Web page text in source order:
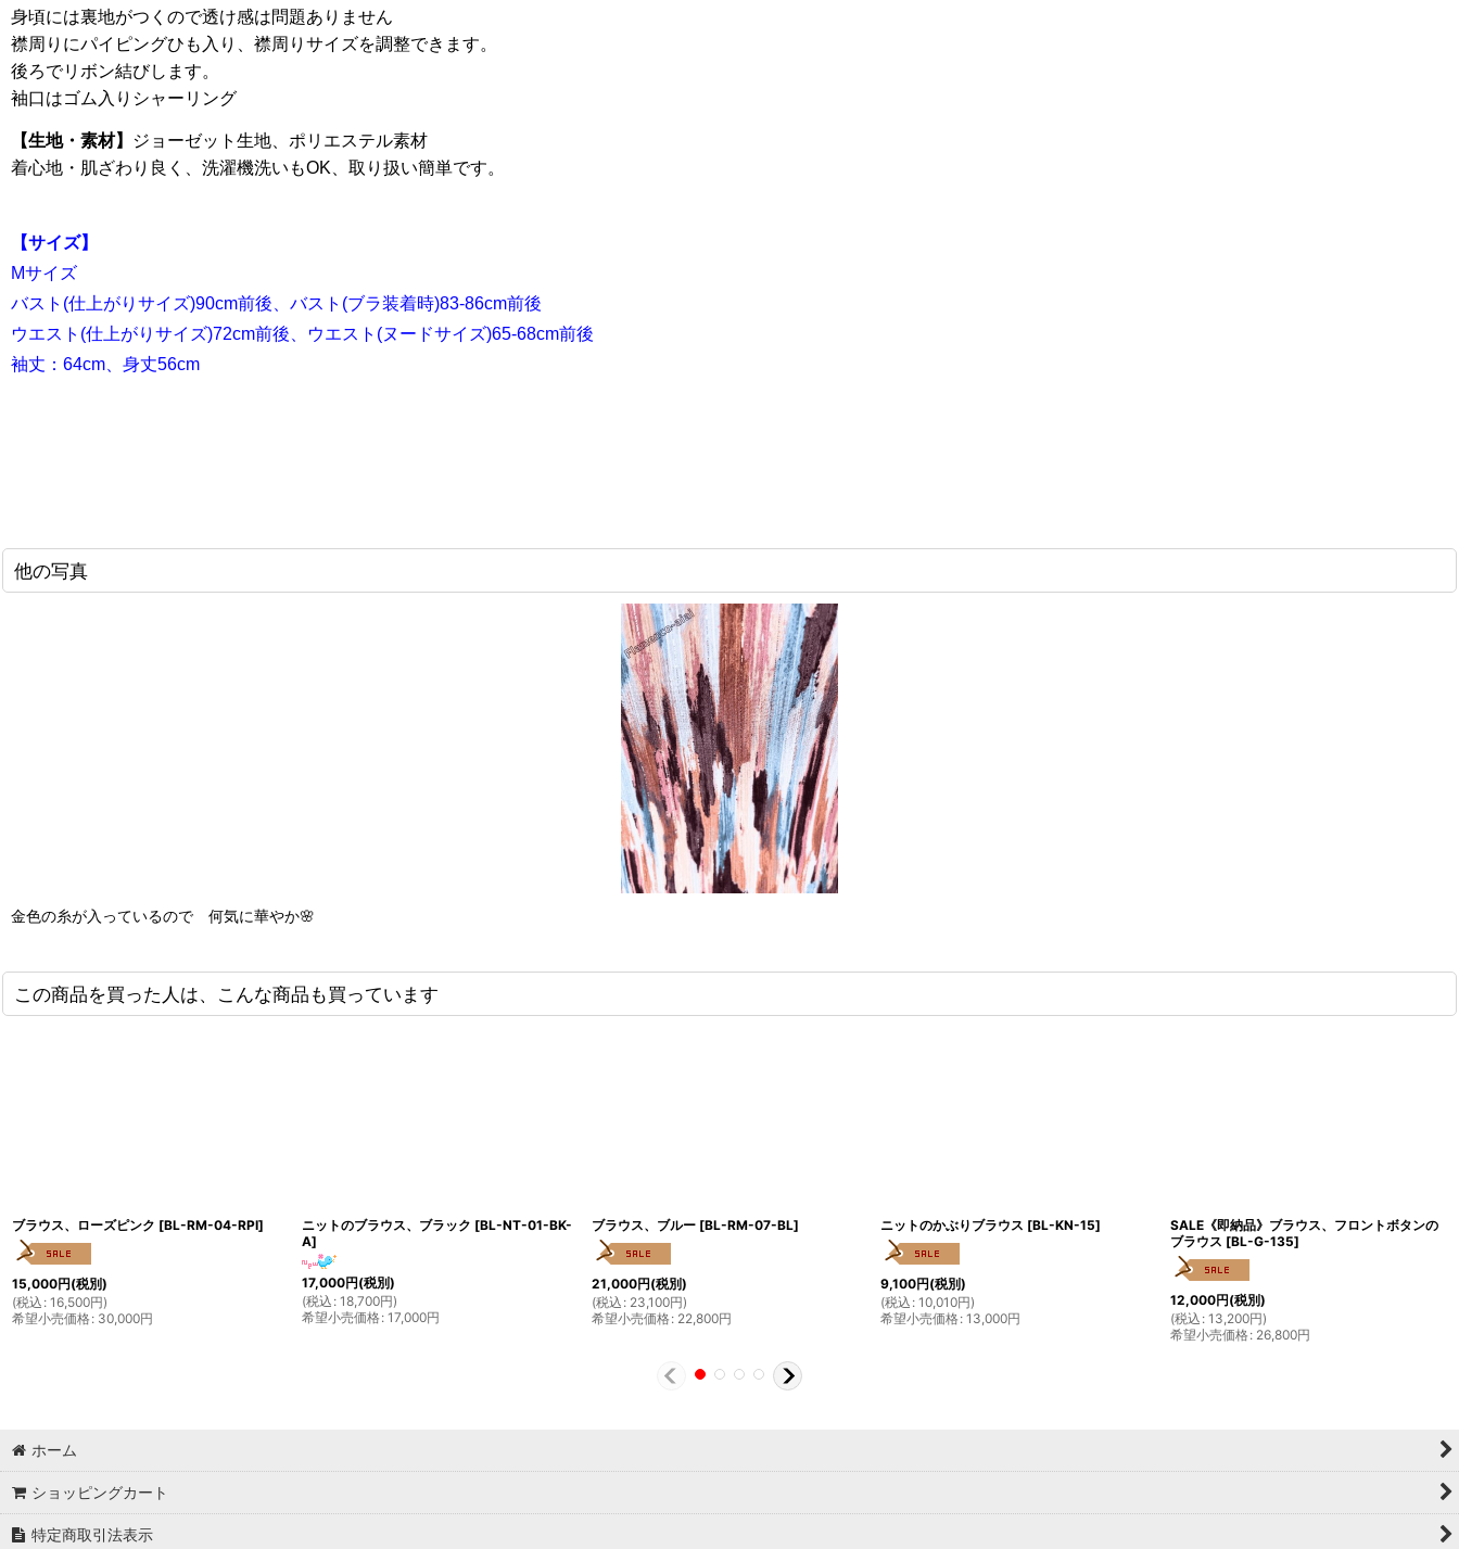
身頃には裏地がつくので透け感は問題ありません
襟周りにパイピングひも入り、襟周りサイズを調整できます。
後ろでリボン結びします。
袖口はゴム入りシャーリング
【生地・素材】
ジョーゼット生地、ポリエステル素材
着心地・肌ざわり良く、洗濯機洗いもOK、取り扱い簡単です。
【サイズ】
Mサイズ
バスト(仕上がりサイズ)90cm前後、バスト(ブラ装着時)83-86cm前後
ウエスト(仕上がりサイズ)72cm前後、ウエスト(ヌードサイズ)65-68cm前後
袖丈：64cm、身丈56cm
他の写真
金色の糸が入っているので 何気に華やか🌸
この商品を買った人は、こんな商品も買っています
ブラウス、ローズピンク [BL-RM-04-RPI]
15,000円(税別)
(税込 : 16,500円)
希望小売価格: 30,000円
ニットのブラウス、ブラック [BL-NT-01-BK-
A]
17,000円(税別)
(税込 : 18,700円)
希望小売価格: 17,000円
ブラウス、ブルー [BL-RM-07-BL]
21,000円(税別)
(税込 : 23,100円)
希望小売価格: 22,800円
ニットのかぶりブラウス [BL-KN-15]
9,100円(税別)
(税込 : 10,010円)
希望小売価格: 13,000円
SALE《即納品》ブラウス、フロントボタンの
ブラウス [BL-G-135]
12,000円(税別)
(税込 : 13,200円)
希望小売価格: 26,800円
ホーム
ショッピングカート
特定商取引法表示